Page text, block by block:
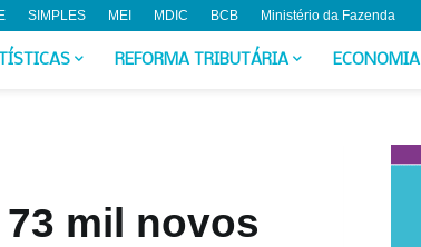
SIMPLES MEI MDIC BCB Ministério da Fazenda
REFORMA TRIBUTÁRIA ECONOMIA
mil novos